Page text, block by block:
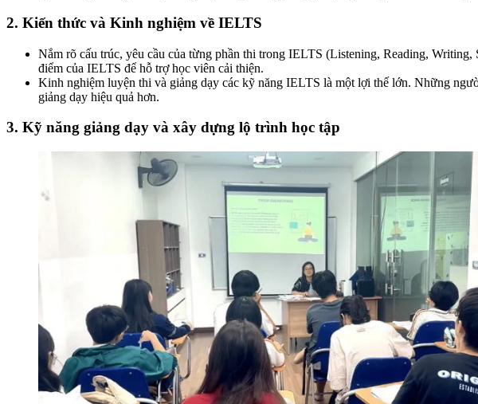
2. Kiến thức và Kinh nghiệm về IELTS
Nắm rõ cấu trúc, yêu cầu của từng phần thi trong IELTS (Listening, Reading,
điểm của IELTS để hỗ trợ học viên cải thiện.
Kinh nghiệm luyện thi và giảng dạy các kỹ năng IELTS là một lợi thế lớn. Những
giảng dạy hiệu quả hơn.
3. Kỹ năng giảng dạy và xây dựng lộ trình học tập